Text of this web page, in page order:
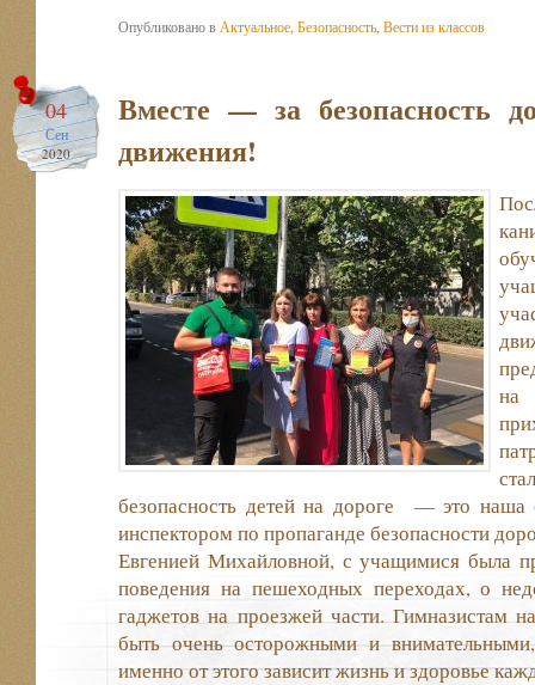
Опубликовано в Актуальное Безопасность Вести из классов
04
Сен
2020
Вместе — за безопасность
движения!
на
безопасность детей на дороге — это наша
инспектором по пропаганде безопасности
Евгенией Михайловной, с учащимися была
поведения на пешеходных переходах, о
гаджетов на проезжей части. Гимназистам
быть очень осторожными и
именно от этого зависит жизнь и здоровье